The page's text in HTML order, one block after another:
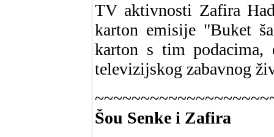
TV aktivnosti Zafira
karton emisije "Buket
karton s tim podacima,
televizijskog zabavnog
Šou Senke i Zafira